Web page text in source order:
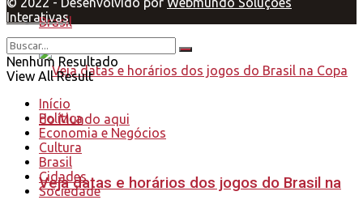
Brasil
Veja datas e horários dos jogos do Brasil na
Interativas
Nenhum Resultado
View All Result
Início
Política
Economia e Negócios
Cultura
Brasil
Cidades
Sociedade